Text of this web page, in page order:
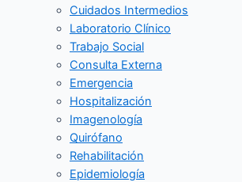
Cuidados Intermedios
Laboratorio Clínico
Trabajo Social
Consulta Externa
Emergencia
Hospitalización
Imagenología
Quirófano
Rehabilitación
Epidemiología